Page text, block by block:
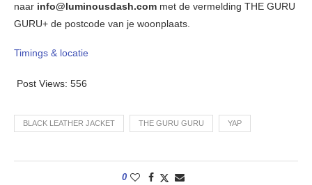
naar info@luminousdash.com met de vermelding THE GURU
GURU+ de postcode van je woonplaats.
Timings & locatie
Post Views: 556
BLACK LEATHER JACKET THE GURU GURU YAP
0